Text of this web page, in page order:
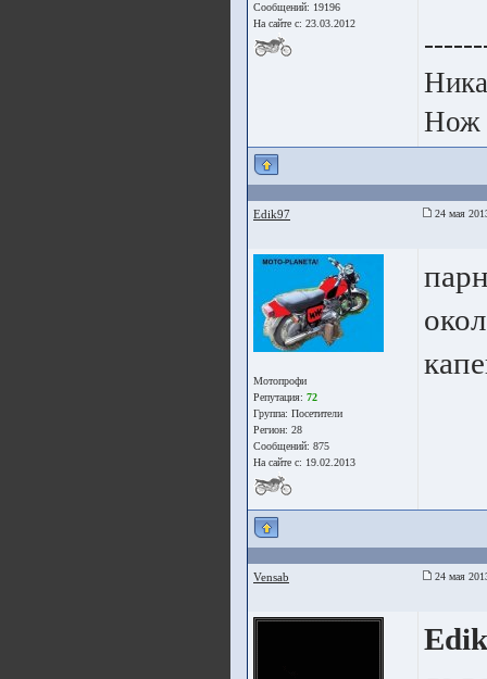
Сообщений: 19196
На сайте с: 23.03.2012
Нож
Edik97 24 мая
Мотопрофи
Репутация: 72
Группа: Посетители
Регион: 28
Сообщений: 875
На сайте с: 19.02.2013
Vensab 24 мая